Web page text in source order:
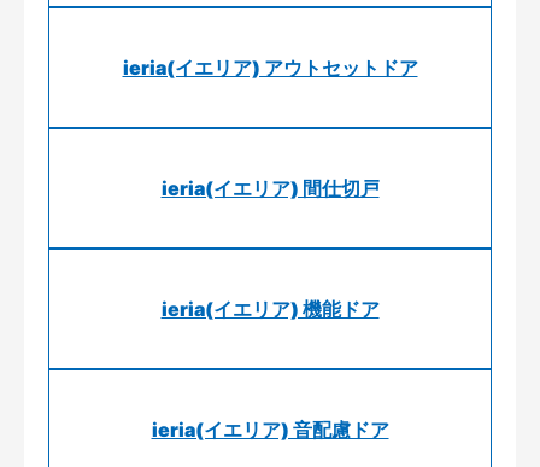
ieria(イエリア) アウトセットドア
ieria(イエリア) 間仕切戸
ieria(イエリア) 機能ドア
ieria(イエリア) 音配慮ドア